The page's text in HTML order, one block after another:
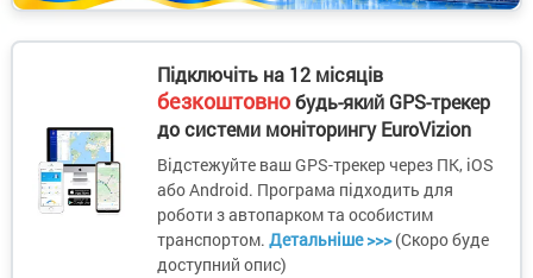
Підключіть на 12 місяців
безкоштовнобудь-який GPS-трекер
до системи моніторингу EuroVizion
Відстежуйте ваш GPS-трекер через ПК, iOS
або Android. Програма підходить для
роботи з автопарком та особистим
транспортом. Детальніше >>>(Скоро буде
доступний опис)